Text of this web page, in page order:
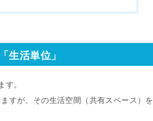
活単位」
す。
すが、その生活空間（共有スペース）を